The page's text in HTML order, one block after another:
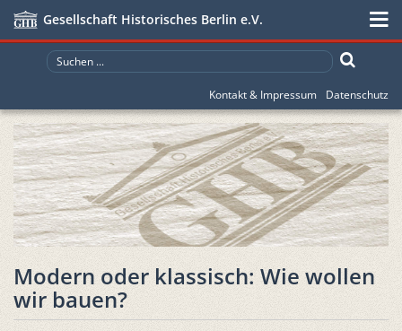
Gesellschaft Historisches Berlin e.V.
Kontakt & Impressum Datenschutz
Modern oder klassisch: Wie wollen
wir bauen?